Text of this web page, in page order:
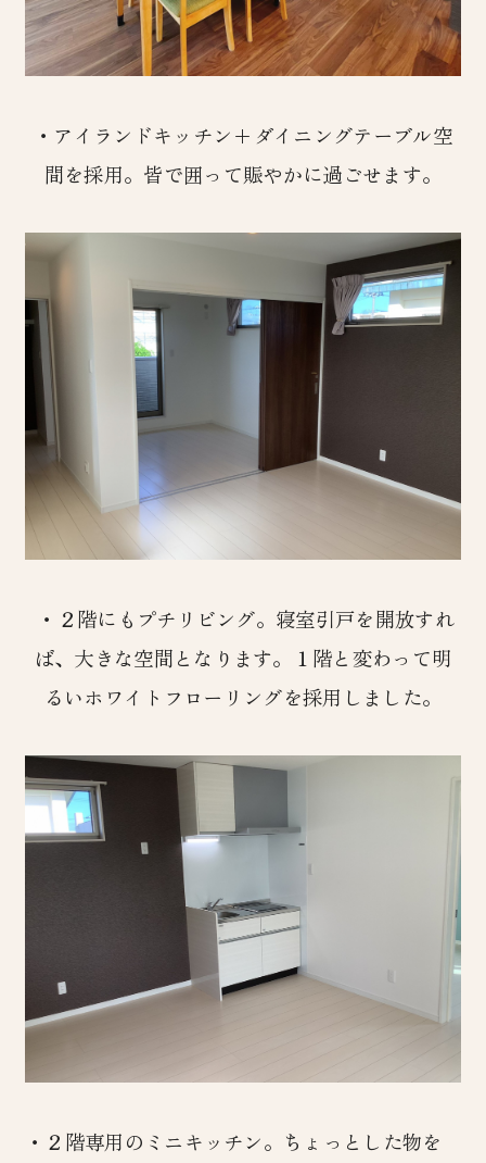
・アイランドキッチン+ダイニングテーブル空
間を採用。皆で囲って賑やかに過ごせます。
・２階にもプチリビング。寝室引戸を開放すれ
ば、大きな空間となります。１階と変わって明
るいホワイトフローリングを採用しました。
・２階専用のミニキッチン。ちょっとした物を